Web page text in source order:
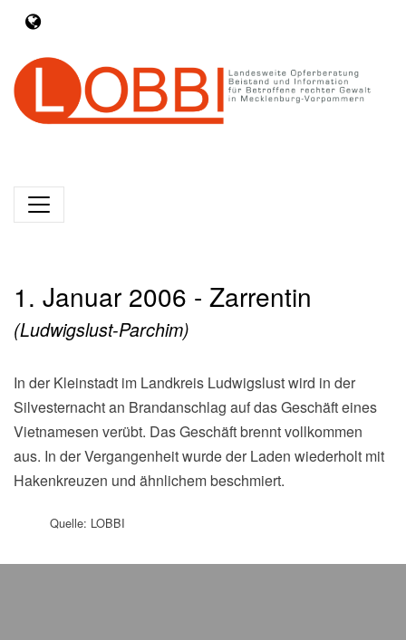
1. Januar 2006 - Zarrentin
(Ludwigslust-Parchim)
In der Kleinstadt im Landkreis Ludwigslust wird in der
Silvesternacht an Brandanschlag auf das Geschäft eines
Vietnamesen verübt. Das Geschäft brennt vollkommen
aus. In der Vergangenheit wurde der Laden wiederholt mit
Hakenkreuzen und ähnlichem beschmiert.
Quelle: LOBBI